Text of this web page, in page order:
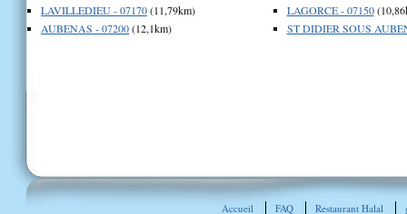
LAVILLEDIEU - 07170(11,79km)
AUBENAS - 07200(12,1km)
LAGORCE - 07150
ST DIDIER SOUS
Accueil FAQ Restaurant Halal